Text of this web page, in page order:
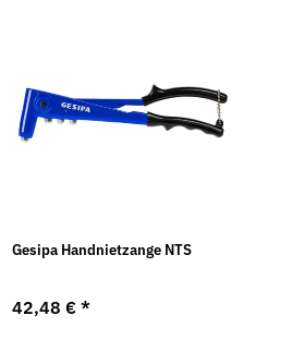
Gesipa Handnietzange NTS
42,48 €*